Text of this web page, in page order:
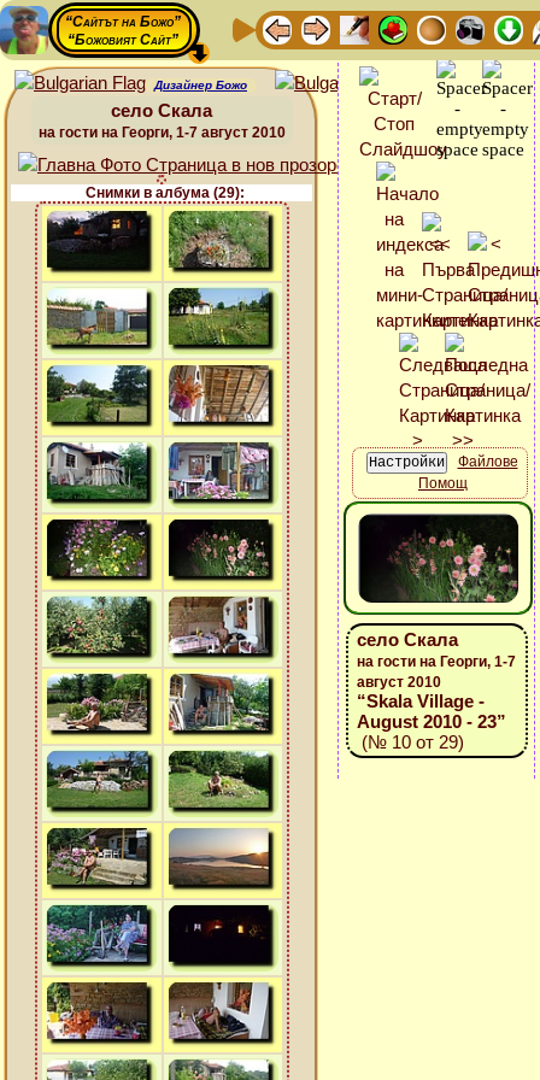
“Сайтът на Божо”
“Божовият Сайт”
Дизайнер Божо
село Скала
на гости на Георги, 1-7 август 2010
Снимки в албума (29):
Файлове
Помощ
село Скала
на гости на Георги, 1-7
август 2010
“Skala Village -
August 2010 - 23”
(№ 10 от 29)